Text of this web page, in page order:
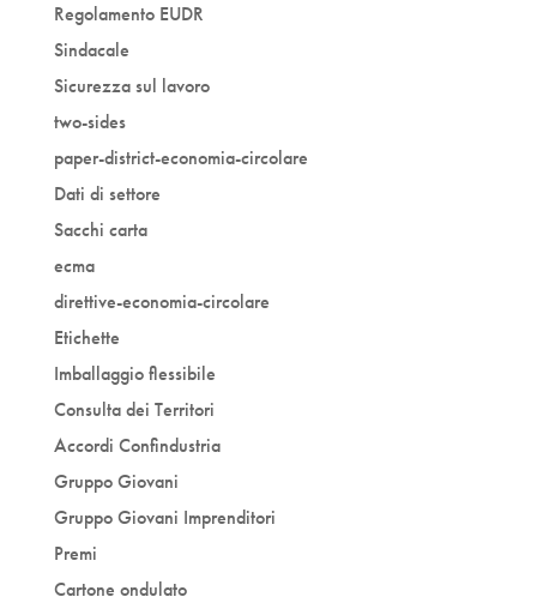
Regolamento EUDR
Sindacale
Sicurezza sul lavoro
two-sides
paper-district-economia-circolare
Dati di settore
Sacchi carta
ecma
direttive-economia-circolare
Etichette
Imballaggio flessibile
Consulta dei Territori
Accordi Confindustria
Gruppo Giovani
Gruppo Giovani Imprenditori
Premi
Cartone ondulato